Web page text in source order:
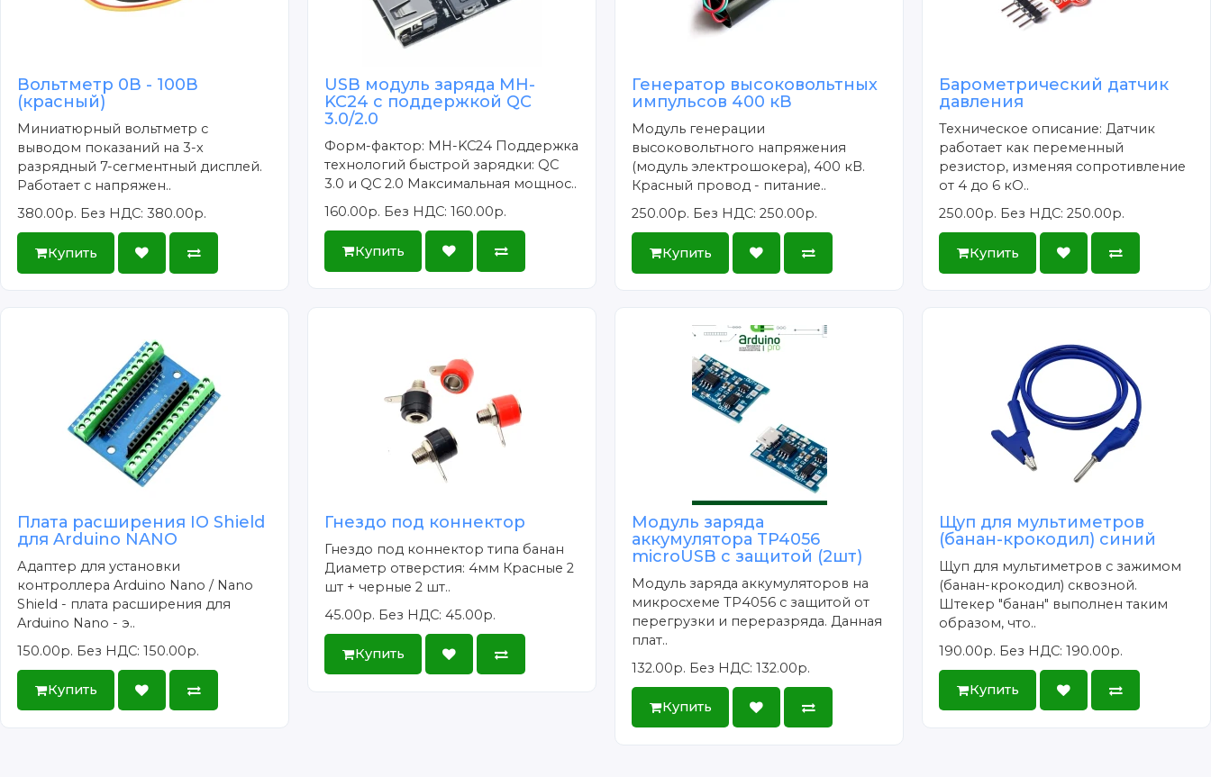
Вольтметр 0В - 100В
(красный)
Миниатюрный вольтметр с
выводом показаний на 3-х
разрядный 7-сегментный дисплей.
Работает с напряжен..
380.00р. Без НДС: 380.00р.
Купить
USB модуль заряда MH-
KC24 с поддержкой QC
3.0/2.0
Форм-фактор: MH-KC24 Поддержка
технологий быстрой зарядки: QC
3.0 и QC 2.0 Максимальная мощнос..
160.00р. Без НДС: 160.00р.
Купить
Генератор высоковольтных
импульсов 400 кВ
Модуль генерации
высоковольтного напряжения
(модуль электрошокера), 400 кВ.
Красный провод - питание..
250.00р. Без НДС: 250.00р.
Купить
Барометрический датчик
давления
Техническое описание: Датчик
работает как переменный
резистор, изменяя сопротивление
от 4 до 6 кО..
250.00р. Без НДС: 250.00р.
Купить
Плата расширения IO Shield
для Arduino NANO
Адаптер для установки
контроллера Arduino Nano / Nano
Shield - плата расширения для
Arduino Nano - э..
150.00р. Без НДС: 150.00р.
Купить
Гнездо под коннектор
Гнездо под коннектор типа банан
Диаметр отверстия: 4мм Красные 2
шт + черные 2 шт..
45.00р. Без НДС: 45.00р.
Купить
Модуль заряда
аккумулятора TP4056
microUSB с защитой (2шт)
Модуль заряда аккумуляторов на
микросхеме TP4056 с защитой от
перегрузки и переразряда. Данная
плат..
132.00р. Без НДС: 132.00р.
Купить
Щуп для мультиметров
(банан-крокодил) синий
Щуп для мультиметров с зажимом
(банан-крокодил) сквозной.
Штекер "банан" выполнен таким
образом, что..
190.00р. Без НДС: 190.00р.
Купить